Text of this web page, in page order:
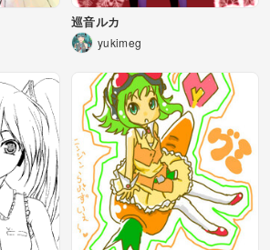
巡音ルカ
yukimeg